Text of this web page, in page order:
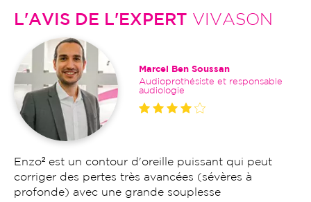
L'AVIS DE L'EXPERT VIVASON
Marcel Ben Soussan
Audioprothésiste et responsable
audiologie
Enzo² est un contour d'oreille puissant qui peut
corriger des pertes très avancées (sévères à
profonde) avec une grande souplesse